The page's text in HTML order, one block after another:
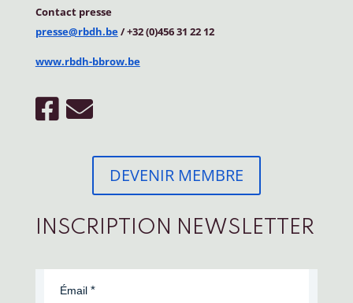
Contact presse
presse@rbdh.be/ +32 (0)456 31 22 12
www.rbdh-bbrow.be
DEVENIR MEMBRE
INSCRIPTION NEWSLETTER
Émail